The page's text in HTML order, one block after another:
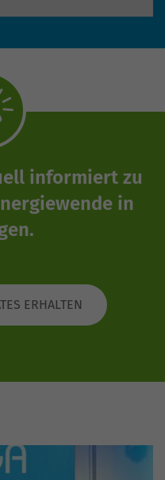
informiert zu
in
ERHALTEN